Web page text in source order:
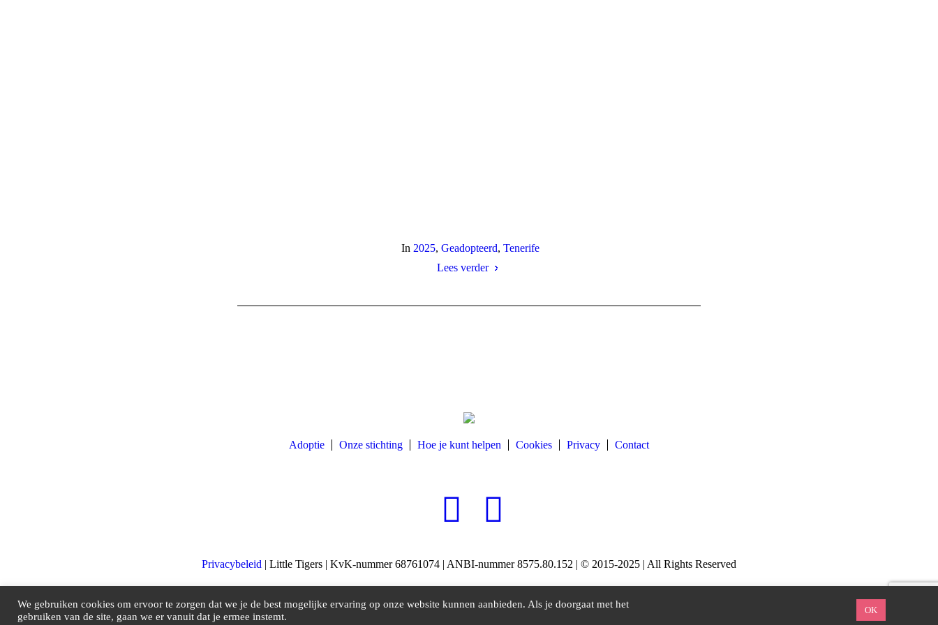
In 2025,Geadopteerd,Tenerife
Lees verder
Adoptie Onze stichting Hoe je kunt helpen Cookies Privacy Contact
Privacybeleid | Little Tigers | KvK-nummer 68761074 | ANBI-nummer 8575.80.152 | © 2015-2025 | All Rights Reserved
We gebruiken cookies om ervoor te zorgen dat we je de best mogelijke ervaring op onze website kunnen aanbieden. Als je doorgaat met het
gebruiken van de site, gaan we er vanuit dat je ermee instemt.
OK